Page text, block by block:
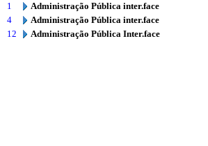
1
Administração Pública inter.face
4
Administração Pública inter.face
12
Administração Pública Inter.face